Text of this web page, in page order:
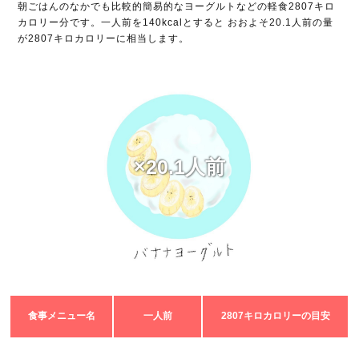
朝ごはんのなかでも比較的簡易的なヨーグルトなどの軽食2807キロ
カロリー分です。一人前を140kcalとすると おおよそ20.1人前の量
が2807キロカロリーに相当します。
×20.1人前
食事メニュー名 一人前 2807キロカロリーの目安